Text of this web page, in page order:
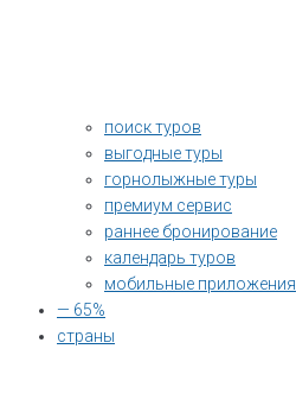
поиск туров
выгодные туры
горнолыжные туры
премиум сервис
раннее бронирование
календарь туров
мобильные приложения
— 65%
страны